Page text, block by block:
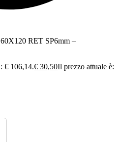
RET SP6mm –
€ 106,14.€ 30,50Il prezzo attuale è: